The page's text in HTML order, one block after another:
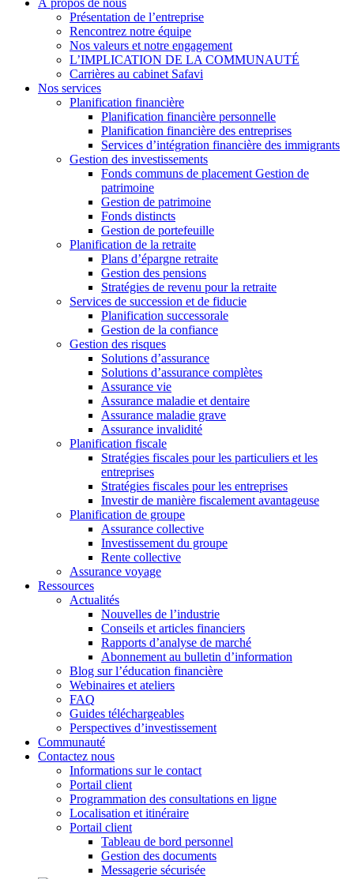
Présentation de l’entreprise
Rencontrez notre équipe
Nos valeurs et notre engagement
L’IMPLICATION DE LA COMMUNAUTÉ
Carrières au cabinet Safavi
Nos services
Planification financière
Planification financière personnelle
Planification financière des entreprises
Services d’intégration financière des immigrants
Gestion des investissements
Fonds communs de placement Gestion de
patrimoine
Gestion de patrimoine
Fonds distincts
Gestion de portefeuille
Planification de la retraite
Plans d’épargne retraite
Gestion des pensions
Stratégies de revenu pour la retraite
Services de succession et de fiducie
Planification successorale
Gestion de la confiance
Gestion des risques
Solutions d’assurance
Solutions d’assurance complètes
Assurance vie
Assurance maladie et dentaire
Assurance maladie grave
Assurance invalidité
Planification fiscale
Stratégies fiscales pour les particuliers et les
entreprises
Stratégies fiscales pour les entreprises
Investir de manière fiscalement avantageuse
Planification de groupe
Assurance collective
Investissement du groupe
Rente collective
Assurance voyage
Ressources
Actualités
Nouvelles de l’industrie
Conseils et articles financiers
Rapports d’analyse de marché
Abonnement au bulletin d’information
Blog sur l’éducation financière
Webinaires et ateliers
FAQ
Guides téléchargeables
Perspectives d’investissement
Communauté
Contactez nous
Informations sur le contact
Portail client
Programmation des consultations en ligne
Localisation et itinéraire
Portail client
Tableau de bord personnel
Gestion des documents
Messagerie sécurisée